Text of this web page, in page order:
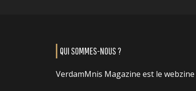
QUI SOMMES-NOUS ?
VerdamMnis Magazine est le